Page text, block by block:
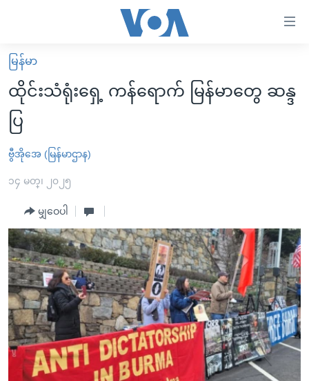
လွယ်ကူ
စေ
သည့်
Link
များ
ပင်မ
ကျော်
ကြည့်
ရန်
ပင်မ
အ
ညွန်း
စာမျက်နှာ
မူလစာမျက်နှာ
မြန်မာ
ကမ္ဘာ့သတင်းများ
နိုင်ငံတကာ
အစ္စရေး-ပါလက်စတိုင်း
ဗွီဒီယို
အင်္ဂလိပ်စာလေ့လာမယ်
အမေရိကန်သုံးအီဒီယံ
မကြေးမုံရဲ့ အင်္ဂလိပ်စာ
ရုပ်ရှင်ထဲက အင်္ဂလိပ်စာ
သုတပဒေသာ အင်္ဂလိပ်စာ
အပတ်စဉ်ကဏ္ဍများ
ရေဒီယို
တီဗွီ
ရေဒီယိုနှင့်ရုပ်သံ အချက်အလက်များ
ရေဒီယို/တီဗွီအစီအစဉ်
Learning English
ဗွီအိုအေ လူမှုကွန်ယက်များ
မြန်မာ
ထိုင်းသံရုံးရှေ့ ကန်ရောက် မြန်မာတွေ ဆန္ဒ
ပြ
ဗွီအိုအေ (မြန်မာဌာန)
၁၄ မတ္၊ ၂၀၂၅
မျှဝေပါ